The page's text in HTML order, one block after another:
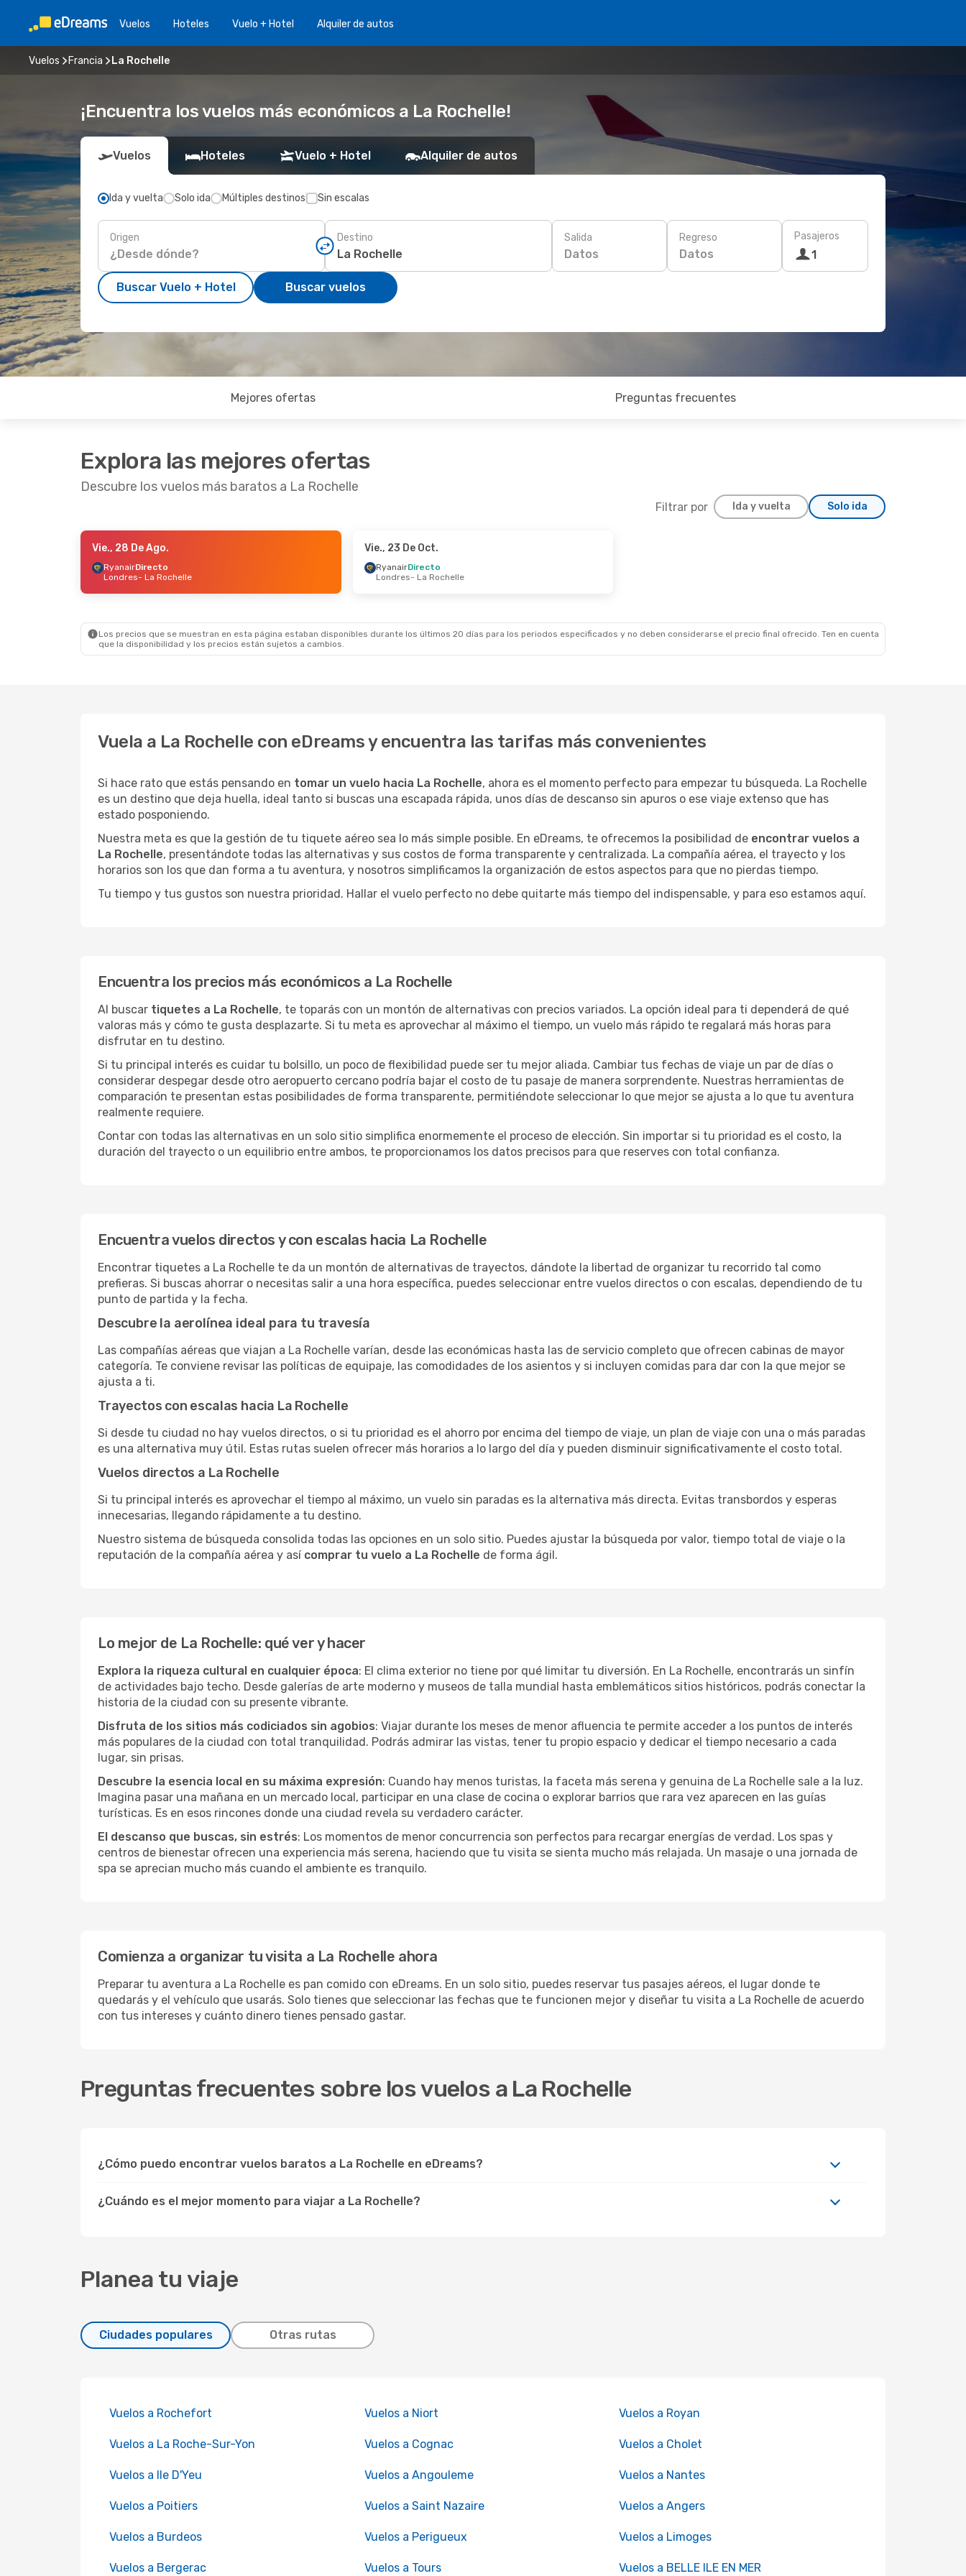
Vuelos Hoteles Vuelo + Hotel Alquiler de autos
Vuelos Francia La Rochelle
¡Encuentra los vuelos más económicos a La Rochelle!
Vuelos Hoteles Vuelo + Hotel Alquiler de autos
Ida y vuelta Solo ida Múltiples destinos Sin escalas
Origen Destino Salida
Datos
Regreso
Datos
Pasajeros
1
Buscar Vuelo + Hotel Buscar vuelos
Mejores ofertas Preguntas frecuentes
Explora las mejores ofertas
Descubre los vuelos más baratos a La Rochelle
Filtrar por Ida y vuelta Solo ida
- Lun., 31 De Ago.
- La Rochelle
Vie., 28 De Ago.
RyanairDirecto
Londres- La Rochelle
Vie., 23 De Oct.
RyanairDirecto
Londres- La Rochelle
Los precios que se muestran en esta página estaban disponibles durante los últimos 20 días para los periodos especificados y no deben considerarse el precio final ofrecido. Ten en cuenta
que la disponibilidad y los precios están sujetos a cambios.
Vuela a La Rochelle con eDreams y encuentra las tarifas más convenientes
Si hace rato que estás pensando en tomar un vuelo hacia La Rochelle, ahora es el momento perfecto para empezar tu búsqueda. La Rochelle
es un destino que deja huella, ideal tanto si buscas una escapada rápida, unos días de descanso sin apuros o ese viaje extenso que has
estado posponiendo.
Nuestra meta es que la gestión de tu tiquete aéreo sea lo más simple posible. En eDreams, te ofrecemos la posibilidad de encontrar vuelos a
La Rochelle, presentándote todas las alternativas y sus costos de forma transparente y centralizada. La compañía aérea, el trayecto y los
horarios son los que dan forma a tu aventura, y nosotros simplificamos la organización de estos aspectos para que no pierdas tiempo.
Tu tiempo y tus gustos son nuestra prioridad. Hallar el vuelo perfecto no debe quitarte más tiempo del indispensable, y para eso estamos aquí.
Encuentra los precios más económicos a La Rochelle
Al buscar tiquetes a La Rochelle, te toparás con un montón de alternativas con precios variados. La opción ideal para ti dependerá de qué
valoras más y cómo te gusta desplazarte. Si tu meta es aprovechar al máximo el tiempo, un vuelo más rápido te regalará más horas para
disfrutar en tu destino.
Si tu principal interés es cuidar tu bolsillo, un poco de flexibilidad puede ser tu mejor aliada. Cambiar tus fechas de viaje un par de días o
considerar despegar desde otro aeropuerto cercano podría bajar el costo de tu pasaje de manera sorprendente. Nuestras herramientas de
comparación te presentan estas posibilidades de forma transparente, permitiéndote seleccionar lo que mejor se ajusta a lo que tu aventura
realmente requiere.
Contar con todas las alternativas en un solo sitio simplifica enormemente el proceso de elección. Sin importar si tu prioridad es el costo, la
duración del trayecto o un equilibrio entre ambos, te proporcionamos los datos precisos para que reserves con total confianza.
Encuentra vuelos directos y con escalas hacia La Rochelle
Encontrar tiquetes a La Rochelle te da un montón de alternativas de trayectos, dándote la libertad de organizar tu recorrido tal como
prefieras. Si buscas ahorrar o necesitas salir a una hora específica, puedes seleccionar entre vuelos directos o con escalas, dependiendo de tu
punto de partida y la fecha.
Descubre la aerolínea ideal para tu travesía
Las compañías aéreas que viajan a La Rochelle varían, desde las económicas hasta las de servicio completo que ofrecen cabinas de mayor
categoría. Te conviene revisar las políticas de equipaje, las comodidades de los asientos y si incluyen comidas para dar con la que mejor se
ajusta a ti.
Trayectos con escalas hacia La Rochelle
Si desde tu ciudad no hay vuelos directos, o si tu prioridad es el ahorro por encima del tiempo de viaje, un plan de viaje con una o más paradas
es una alternativa muy útil. Estas rutas suelen ofrecer más horarios a lo largo del día y pueden disminuir significativamente el costo total.
Vuelos directos a La Rochelle
Si tu principal interés es aprovechar el tiempo al máximo, un vuelo sin paradas es la alternativa más directa. Evitas transbordos y esperas
innecesarias, llegando rápidamente a tu destino.
Nuestro sistema de búsqueda consolida todas las opciones en un solo sitio. Puedes ajustar la búsqueda por valor, tiempo total de viaje o la
reputación de la compañía aérea y así comprar tu vuelo a La Rochelle de forma ágil.
Lo mejor de La Rochelle: qué ver y hacer
Explora la riqueza cultural en cualquier época: El clima exterior no tiene por qué limitar tu diversión. En La Rochelle, encontrarás un sinfín
de actividades bajo techo. Desde galerías de arte moderno y museos de talla mundial hasta emblemáticos sitios históricos, podrás conectar la
historia de la ciudad con su presente vibrante.
Disfruta de los sitios más codiciados sin agobios: Viajar durante los meses de menor afluencia te permite acceder a los puntos de interés
más populares de la ciudad con total tranquilidad. Podrás admirar las vistas, tener tu propio espacio y dedicar el tiempo necesario a cada
lugar, sin prisas.
Descubre la esencia local en su máxima expresión: Cuando hay menos turistas, la faceta más serena y genuina de La Rochelle sale a la luz.
Imagina pasar una mañana en un mercado local, participar en una clase de cocina o explorar barrios que rara vez aparecen en las guías
turísticas. Es en esos rincones donde una ciudad revela su verdadero carácter.
El descanso que buscas, sin estrés: Los momentos de menor concurrencia son perfectos para recargar energías de verdad. Los spas y
centros de bienestar ofrecen una experiencia más serena, haciendo que tu visita se sienta mucho más relajada. Un masaje o una jornada de
spa se aprecian mucho más cuando el ambiente es tranquilo.
Comienza a organizar tu visita a La Rochelle ahora
Preparar tu aventura a La Rochelle es pan comido con eDreams. En un solo sitio, puedes reservar tus pasajes aéreos, el lugar donde te
quedarás y el vehículo que usarás. Solo tienes que seleccionar las fechas que te funcionen mejor y diseñar tu visita a La Rochelle de acuerdo
con tus intereses y cuánto dinero tienes pensado gastar.
Preguntas frecuentes sobre los vuelos a La Rochelle
¿Cómo puedo encontrar vuelos baratos a La Rochelle en eDreams?
¿Cuándo es el mejor momento para viajar a La Rochelle?
Planea tu viaje
Ciudades populares Otras rutas
Vuelos a Rochefort Vuelos a Niort Vuelos a Royan
Vuelos a La Roche-Sur-Yon Vuelos a Cognac Vuelos a Cholet
Vuelos a Ile D'Yeu Vuelos a Angouleme Vuelos a Nantes
Vuelos a Poitiers Vuelos a Saint Nazaire Vuelos a Angers
Vuelos a Burdeos Vuelos a Perigueux Vuelos a Limoges
Vuelos a Bergerac Vuelos a Tours Vuelos a BELLE ILE EN MER